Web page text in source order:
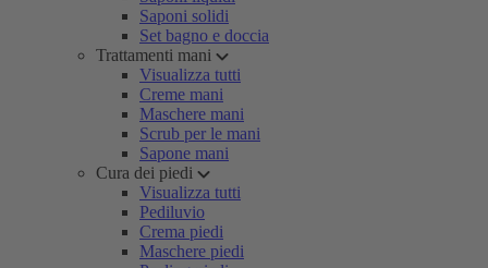
Saponi solidi
Set bagno e doccia
Trattamenti mani
Visualizza tutti
Creme mani
Maschere mani
Scrub per le mani
Sapone mani
Cura dei piedi
Visualizza tutti
Pediluvio
Crema piedi
Maschere piedi